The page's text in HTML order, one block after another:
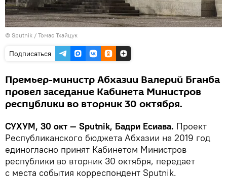
© Sputnik / Томас Тхайцук
Подписаться
Премьер-министр Абхазии Валерий Бганба
провел заседание Кабинета Министров
республики во вторник 30 октября.
СУХУМ, 30 окт — Sputnik, Бадри Есиава. Проект
Республиканского бюджета Абхазии на 2019 год
единогласно принят Кабинетом Министров
республики во вторник 30 октября, передает
с места события корреспондент Sputnik.